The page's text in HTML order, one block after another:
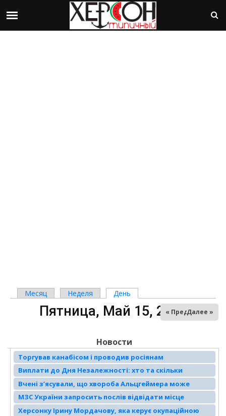
Главные вкладки
Месяц Неделя День
Пятница, Май 15, 2026
« ПредДалее »
Новости
Торгував канабісом і проводив росіянам
«референдум»: Олександр Герасименко з
Музиківської громади проведе за ґратами вісім з
половиною років
Виплати до Дня Незалежності: хто та скільки
отримає
Вчені з’ясували, що хвороба Альцгеймера може
розвиватися задовго до перших симптомів
МЗС України запросить послів відвідати місце
влучення ракети по житловому будинку
Херсонку Ірину Мордачову, яка керує окупаційною